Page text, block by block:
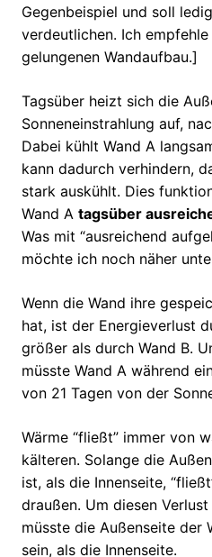
Gegenbeispiel und soll
verdeutlichen. Ich
gelungenen Wandaufbau.]
Tagsüber heizt sich die
Sonneneinstrahlung auf,
Dabei kühlt Wand A
kann dadurch verhindern,
stark auskühlt. Dies
Wand A tagsüber
Was mit “ausreichend
möchte ich noch näher
Wenn die Wand ihre
hat, ist der Energieverlust
größer als durch Wand B.
müsste Wand A während
von 21 Tagen von der
Wärme “fließt” immer von
kälteren. Solange die
ist, als die Innenseite,
draußen. Um diesen
müsste die Außenseite der
sein, als die Innenseite.